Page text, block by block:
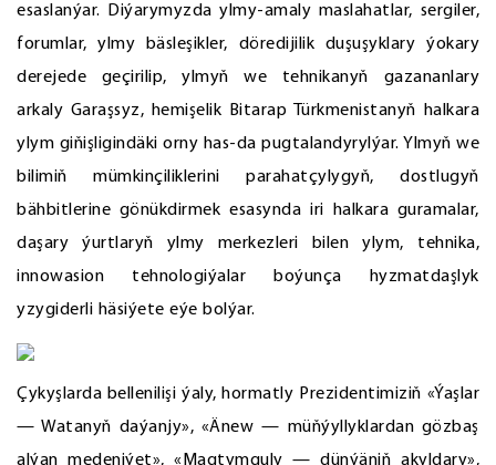
esaslanýar. Diýarymyzda ylmy-amaly maslahatlar, sergiler,
forumlar, ylmy bäsleşikler, döredijilik duşuşyklary ýokary
derejede geçirilip, ylmyň we tehnikanyň gazananlary
arkaly Garaşsyz, hemişelik Bitarap Türkmenistanyň halkara
ylym giňişligindäki orny has-da pugtalandyrylýar. Ylmyň we
bilimiň mümkinçiliklerini parahatçylygyň, dostlugyň
bähbitlerine gönükdirmek esasynda iri halkara guramalar,
daşary ýurtlaryň ylmy merkezleri bilen ylym, tehnika,
innowasion tehnologiýalar boýunça hyzmatdaşlyk
yzygiderli häsiýete eýe bolýar.
Çykyşlarda bellenilişi ýaly, hormatly Prezidentimiziň «Ýaşlar
— Watanyň daýanjy», «Änew — müňýyllyklardan gözbaş
alýan medeniýet», «Magtymguly — dünýäniň akyldary»,